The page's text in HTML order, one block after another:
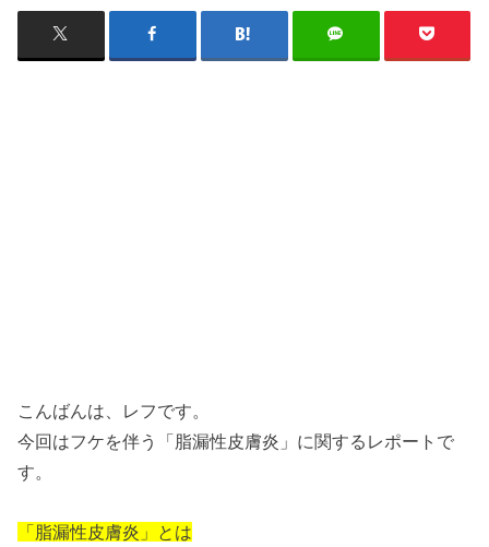
こんばんは、レフです。
今回はフケを伴う「脂漏性皮膚炎」に関するレポートで
す。
「脂漏性皮膚炎」とは